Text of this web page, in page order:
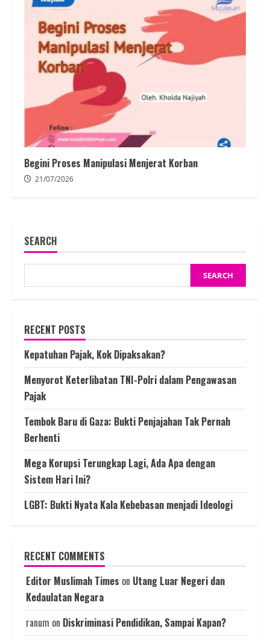
Begini Proses Manipulasi Menjerat Korban
21/07/2026
SEARCH
SEARCH
RECENT POSTS
Kepatuhan Pajak, Kok Dipaksakan?
Menyorot Keterlibatan TNI-Polri dalam Pengawasan
Pajak
Tembok Baru di Gaza: Bukti Penjajahan Tak Pernah
Berhenti
Mega Korupsi Terungkap Lagi, Ada Apa dengan
Sistem Hari Ini?
LGBT: Bukti Nyata Kala Kebebasan menjadi Ideologi
RECENT COMMENTS
Editor Muslimah Times on Utang Luar Negeri dan
Kedaulatan Negara
ranum on Diskriminasi Pendidikan, Sampai Kapan?